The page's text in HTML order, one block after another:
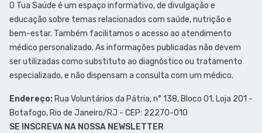
O Tua Saúde é um espaço informativo, de divulgação e
educação sobre temas relacionados com saúde, nutrição e
bem-estar. Também facilitamos o acesso ao atendimento
médico personalizado. As informações publicadas não devem
ser utilizadas como substituto ao diagnóstico ou tratamento
especializado, e não dispensam a consulta com um médico.
Endereço: Rua Voluntários da Pátria, n° 138, Bloco 01, Loja 201 -
Botafogo, Rio de Janeiro/RJ - CEP: 22270-010
SE INSCREVA NA NOSSA NEWSLETTER